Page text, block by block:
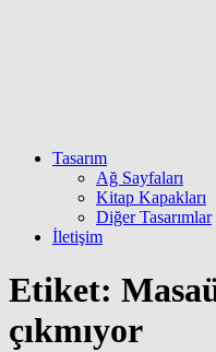
Tasarım
Ağ Sayfaları
Kitap Kapakları
Diğer Tasarımlar
İletişim
Etiket:
çıkmıyor